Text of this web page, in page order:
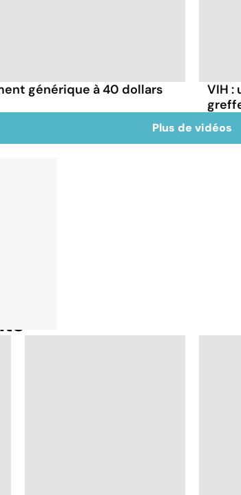
générique à 40 dollars
VIH :
Plus de vidéos